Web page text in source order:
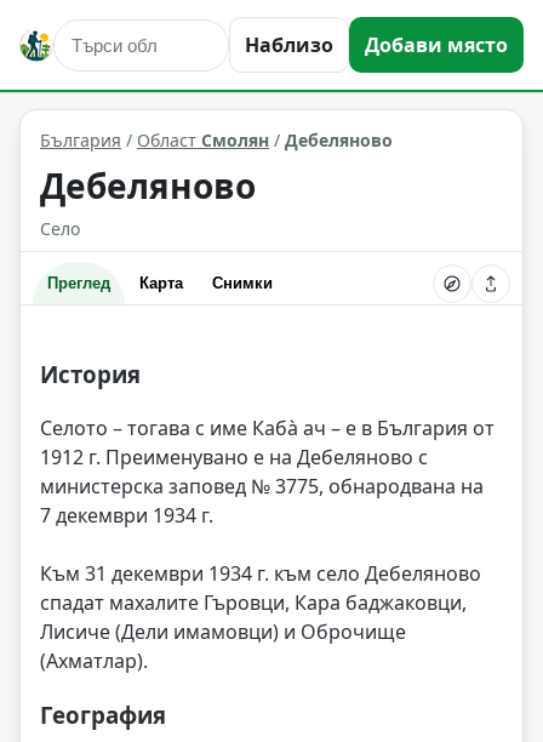
Наблизо Добави място
Дебеляново Област: Смолян
България / Област Смолян / Дебеляново
Дебеляново
Село
Преглед Карта Снимки
История
Селото – тогава с име Кабà ач – е в България от
1912 г. Преименувано е на Дебеляново с
министерска заповед № 3775, обнародвана на
7 декември 1934 г.
Към 31 декември 1934 г. към село Дебеляново
спадат махалите Гъровци, Кара баджаковци,
Лисиче (Дели имамовци) и Оброчище
(Ахматлар).
География